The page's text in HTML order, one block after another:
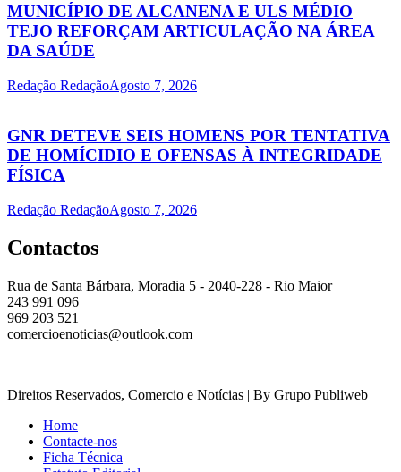
MUNICÍPIO DE ALCANENA E ULS MÉDIO
TEJO REFORÇAM ARTICULAÇÃO NA ÁREA
DA SAÚDE
Redação RedaçãoAgosto 7, 2026
GNR DETEVE SEIS HOMENS POR TENTATIVA
DE HOMÍCIDIO E OFENSAS À INTEGRIDADE
FÍSICA
Redação RedaçãoAgosto 7, 2026
Contactos
Rua de Santa Bárbara, Moradia 5 - 2040-228 - Rio Maior
243 991 096
969 203 521
comercioenoticias@outlook.com
Direitos Reservados, Comercio e Notícias | By Grupo Publiweb
Home
Contacte-nos
Ficha Técnica